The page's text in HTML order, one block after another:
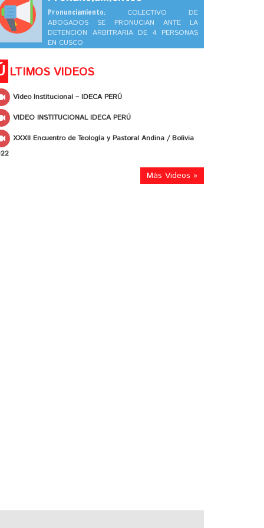
Pronunciamiento: COLECTIVO DE
ABOGADOS SE PRONUCIAN ANTE LA
DETENCION ARBITRARIA DE 4 PERSONAS
EN CUSCO
LTIMOS VIDEOS
Video Institucional – IDECA PERÚ
VIDEO INSTITUCIONAL IDECA PERÚ
XXXII Encuentro de Teología y Pastoral Andina / Bolivia
Más Videos »